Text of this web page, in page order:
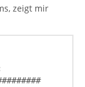
zeigt mir